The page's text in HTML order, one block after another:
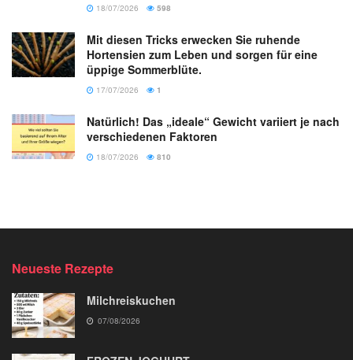
18/07/2026 598
Mit diesen Tricks erwecken Sie ruhende
Hortensien zum Leben und sorgen für eine
üppige Sommerblüte.
17/07/2026 1
Natürlich! Das „ideale“ Gewicht variiert je nach
verschiedenen Faktoren
18/07/2026 810
Neueste Rezepte
Milchreiskuchen
07/08/2026